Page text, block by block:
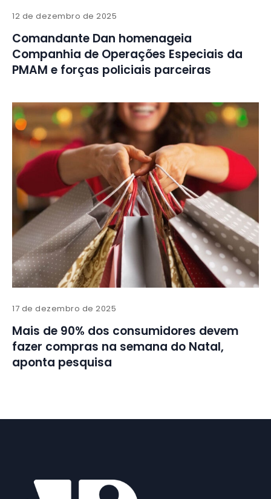
12 de dezembro de 2025
Comandante Dan homenageia
Companhia de Operações Especiais da
PMAM e forças policiais parceiras
17 de dezembro de 2025
Mais de 90% dos consumidores devem
fazer compras na semana do Natal,
aponta pesquisa